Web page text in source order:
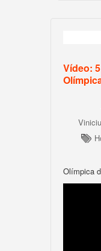
Vídeo:
Olímpica